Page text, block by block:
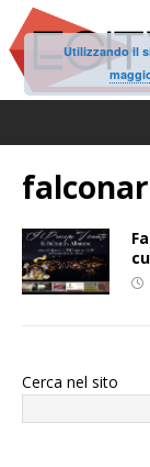
Cerca nel sito
Utilizzando il